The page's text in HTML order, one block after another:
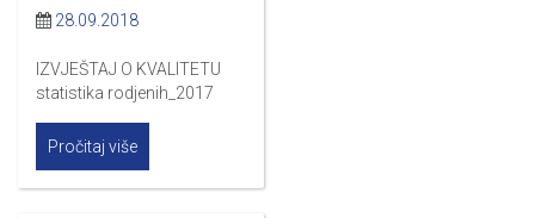
28.09.2018
IZVJEŠTAJ O KVALITETU
statistika rodjenih_2017
Pročitaj više